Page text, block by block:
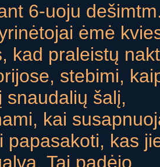
6-uoju
ėmė
kad praleistų
stebimi,
snaudalių šalį,
kai
papasakoti, kas
Tai padėjo